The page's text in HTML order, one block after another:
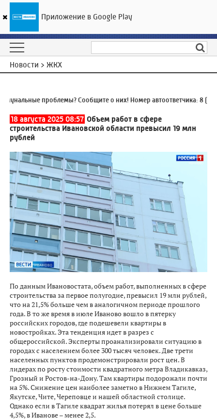
ГТРК «Ивтелерадио»
Новости > ЖКХ
проблемы? Сообщите о них! Номер автоответчика:8 (4932)
18 августа 2025 08:57 Объем работ в сфере
строительства Ивановской области превысил 19 млн
рублей
По данным Ивановостата, объем работ, выполненных в сфере
строительства за первое полугодие, превысил 19 млн рублей,
что на 21,5% больше чем в аналогичном периоде прошлого
года. В то же время в июле Иваново вошло в пятерку
российских городов, где подешевели квартиры в
новостройках. Эта тенденция идет в разрез с
общероссийской. Эксперты проанализировали ситуацию в
городах с населением более 300 тысяч человек. Две трети
населенных пунктов продемонстрировали рост цен. В
лидерах по росту стоимости квадратного метра Владикавказ,
Грозный и Ростов-на-Дону. Там квартиры подорожали почти
на 5%. Снижение цен наиболее заметно в Нижнем Тагиле,
Якутске, Чите, Череповце и нашей областной столице.
Однако если в Тагиле квадрат жилья потерял в цене больше
4,5%, в Иванове – менее 2,5.
Приложение в Google Play